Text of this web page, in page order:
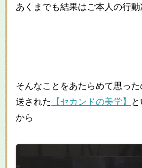
あくまでも結果はご本人の行
そんなことをあたらめて思っ
送された
【セカンドの美学】
から